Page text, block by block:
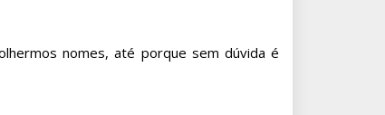
nomes, até porque sem dúvida é